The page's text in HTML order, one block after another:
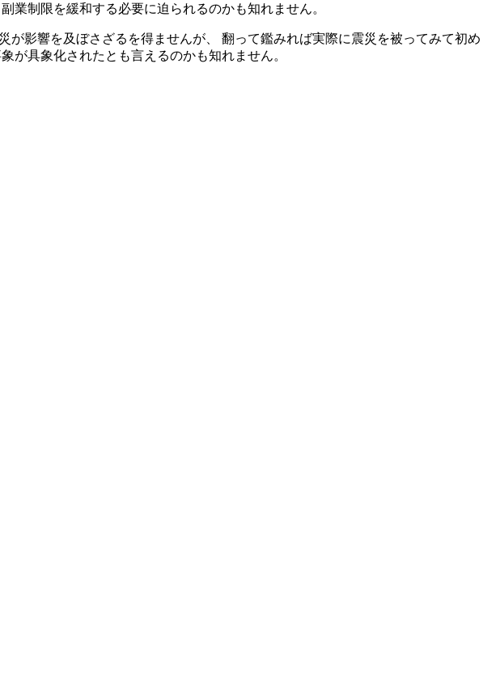
業制限を緩和する必要に迫られるのかも知れません。
が影響を及ぼさざるを得ませんが、 翻って鑑みれば実際に震災を被ってみて初め
が具象化されたとも言えるのかも知れません。